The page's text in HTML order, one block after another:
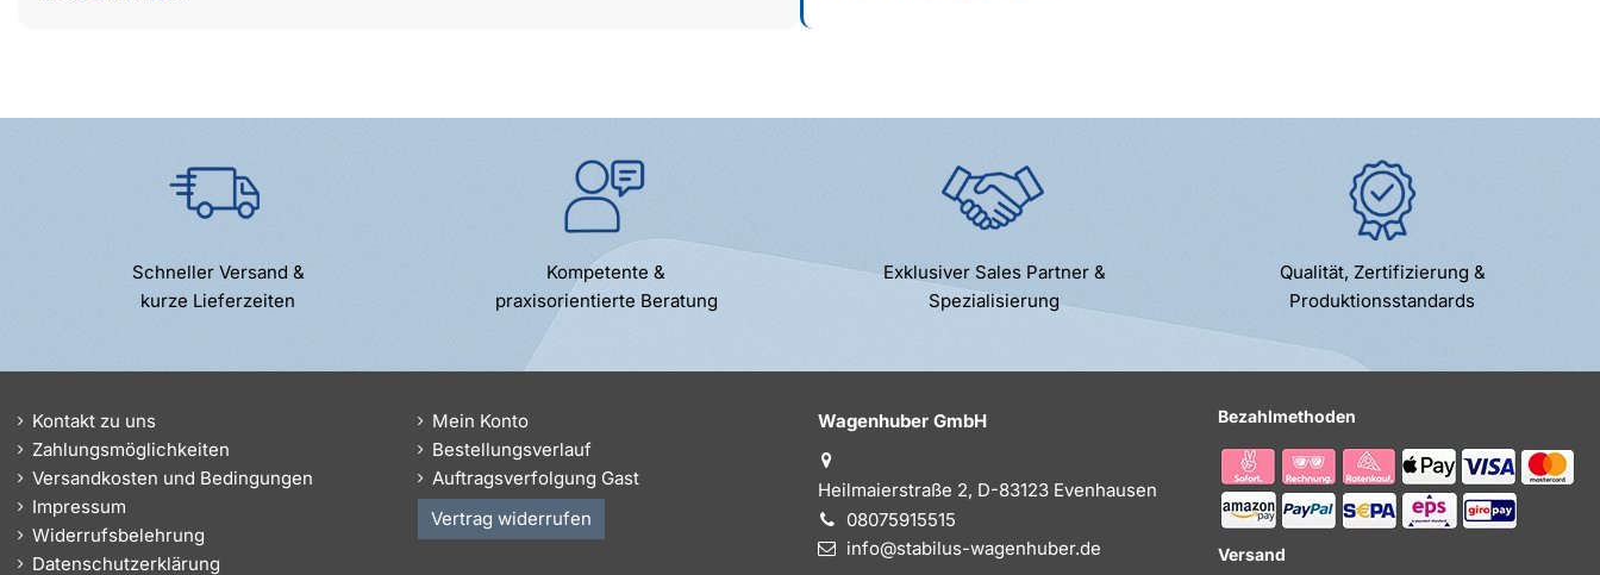
Schneller Versand &
kurze Lieferzeiten
Kompetente &
praxisorientierte Beratung
Exklusiver Sales Partner &
Spezialisierung
Qualität, Zertifizierung &
Produktionsstandards
Kontakt zu uns
Zahlungsmöglichkeiten
Versandkosten und Bedingungen
Impressum
Widerrufsbelehrung
Datenschutzerklärung
Mein Konto
Bestellungsverlauf
Auftragsverfolgung Gast
Vertrag widerrufen
Wagenhuber GmbH
Heilmaierstraße 2, D-83123 Evenhausen
08075915515
info@stabilus-wagenhuber.de
Bezahlmethoden
Versand